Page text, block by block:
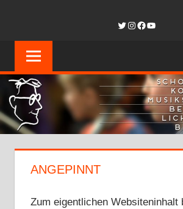
springen
Twitter
Instagram
Facebook
YouTube
ANGEPINNT
Zum eigentlichen Websiteninhalt